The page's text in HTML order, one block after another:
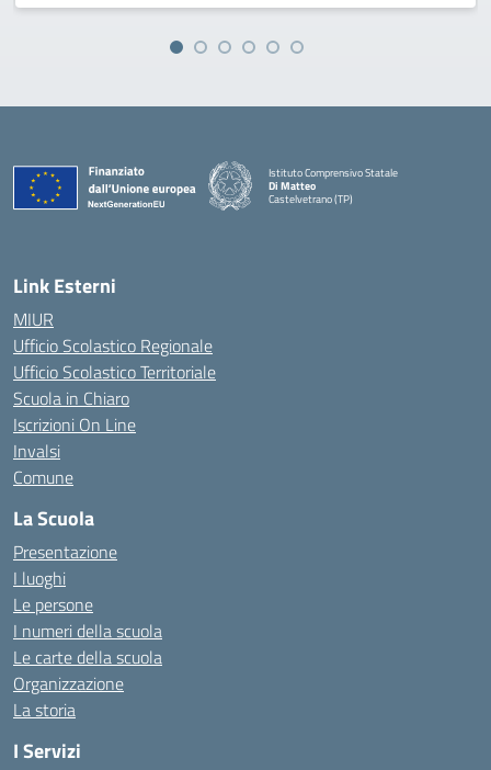
Istituto Comprensivo Statale
Di Matteo
Castelvetrano (TP)
Link Esterni
MIUR
Ufficio Scolastico Regionale
Ufficio Scolastico Territoriale
Scuola in Chiaro
Iscrizioni On Line
Invalsi
Comune
La Scuola
Presentazione
I luoghi
Le persone
I numeri della scuola
Le carte della scuola
Organizzazione
La storia
I Servizi